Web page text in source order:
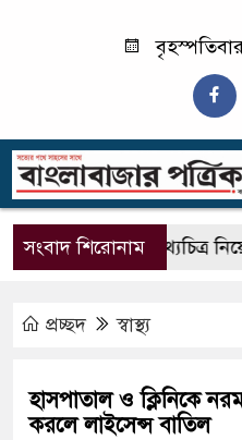
সংবাদ শিরোনাম
অনুষ্ঠানে তথ্যচিত্র নিয়ে
প্রচ্ছদ স্বাস্থ্য
হাসপাতাল ও ক্লিনিকে
করলে লাইসেন্স বাতিল